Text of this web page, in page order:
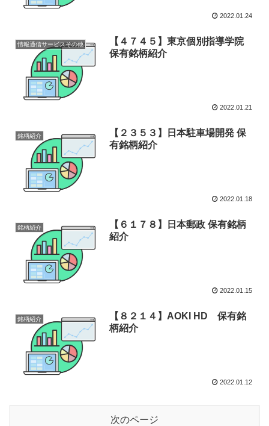
2022.01.24
情報通信サービスその他
【４７４５】東京個別指導学院
保有銘柄紹介
2022.01.21
銘柄紹介
【２３５３】日本駐車場開発 保
有銘柄紹介
2022.01.18
銘柄紹介
【６１７８】日本郵政 保有銘柄
紹介
2022.01.15
銘柄紹介
【８２１４】AOKI HD 保有銘
柄紹介
2022.01.12
次のページ